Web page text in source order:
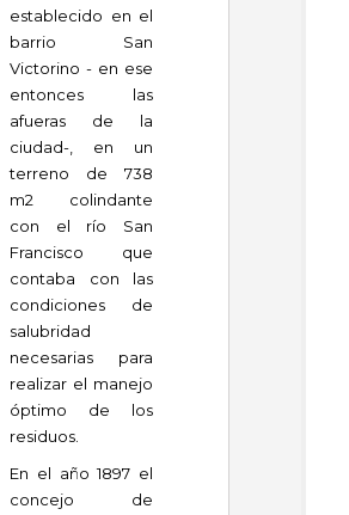
establecido en el
barrio San
Victorino - en ese
entonces las
afueras de la
ciudad-, en un
terreno de 738
m2 colindante
con el río San
Francisco que
contaba con las
condiciones de
salubridad
necesarias para
realizar el manejo
óptimo de los
residuos.
En el año 1897 el
concejo de